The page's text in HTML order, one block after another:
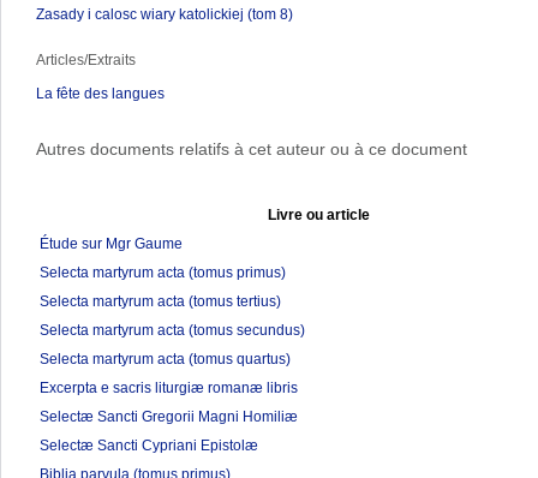
Zasady i calosc wiary katolickiej (tom 8)
Articles/Extraits
La fête des langues
Autres documents relatifs à cet auteur ou à ce document
Livre ou article
Étude sur Mgr Gaume
Selecta martyrum acta (tomus primus)
Selecta martyrum acta (tomus tertius)
Selecta martyrum acta (tomus secundus)
Selecta martyrum acta (tomus quartus)
Excerpta e sacris liturgiæ romanæ libris
Selectæ Sancti Gregorii Magni Homiliæ
Selectæ Sancti Cypriani Epistolæ
Biblia parvula (tomus primus)